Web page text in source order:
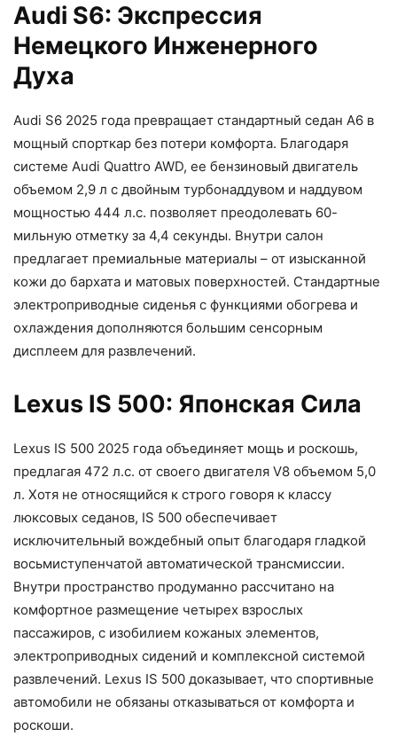
Audi S6: Экспрессия
Немецкого Инженерного
Духа
Audi S6 2025 года превращает стандартный седан A6 в
мощный спорткар без потери комфорта. Благодаря
системе Audi Quattro AWD, ее бензиновый двигатель
объемом 2,9 л с двойным турбонаддувом и наддувом
мощностью 444 л.с. позволяет преодолевать 60-
мильную отметку за 4,4 секунды. Внутри салон
предлагает премиальные материалы – от изысканной
кожи до бархата и матовых поверхностей. Стандартные
электроприводные сиденья с функциями обогрева и
охлаждения дополняются большим сенсорным
дисплеем для развлечений.
Lexus IS 500: Японская Сила
Lexus IS 500 2025 года объединяет мощь и роскошь,
предлагая 472 л.с. от своего двигателя V8 объемом 5,0
л. Хотя не относящийся к строго говоря к классу
люксовых седанов, IS 500 обеспечивает
исключительный вождебный опыт благодаря гладкой
восьмиступенчатой автоматической трансмиссии.
Внутри пространство продуманно рассчитано на
комфортное размещение четырех взрослых
пассажиров, с изобилием кожаных элементов,
электроприводных сидений и комплексной системой
развлечений. Lexus IS 500 доказывает, что спортивные
автомобили не обязаны отказываться от комфорта и
роскоши.